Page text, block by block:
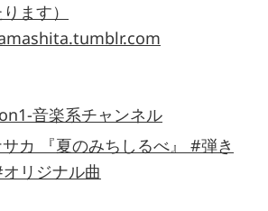
ます）
カ 『夏のみちしるべ』 #弾き
リジナル曲